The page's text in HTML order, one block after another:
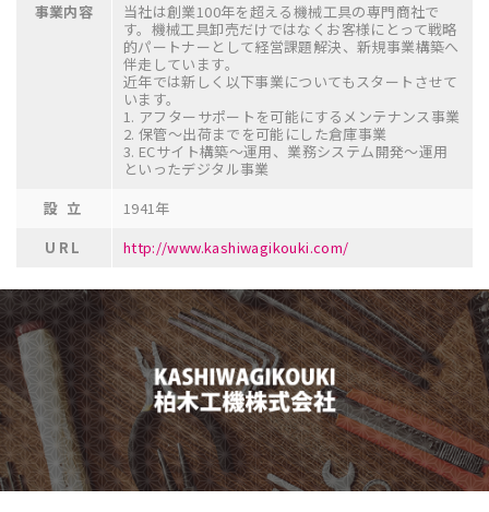
事業内容
当社は創業100年を超える機械工具の専門商社で
す。機械工具卸売だけではなくお客様にとって戦略
的パートナーとして経営課題解決、新規事業構築へ
伴走しています。
近年では新しく以下事業についてもスタートさせて
います。
1. アフターサポートを可能にするメンテナンス事業
2. 保管～出荷までを可能にした倉庫事業
3. ECサイト構築～運用、業務システム開発～運用
といったデジタル事業
設 立
1941年
URL
http://www.kashiwagikouki.com/